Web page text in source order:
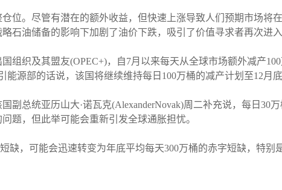
位。尽管有潜在的额外收益，但快速上涨导致人们预期市场将
石油储备的影响下加剧了油价下跌，吸引了价值寻求者再次进入
组织及其盟友(OPEC+)，自7月以来每天从全球市场额外减产
源部的话说，该国将继续维持每日100万桶的减产计划至12月底
副总统亚历山大·诺瓦克(AlexanderNovak)周二补充说，每日30
题，但此举可能会重新引发全球通胀担忧。
缺，可能会迅速转变为年底平均每天300万桶的赤字短缺，特别